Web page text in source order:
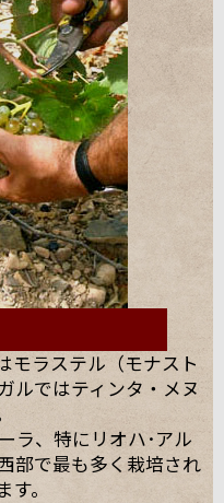
モラステル（モナスト
ルではティンタ・メヌ
ラ、特にリオハ･アル
部で最も多く栽培され
。